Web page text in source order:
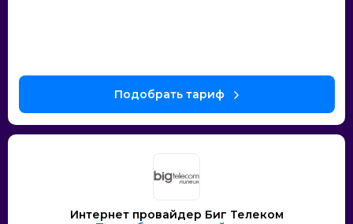
Интернет провайдер Биг Телеком